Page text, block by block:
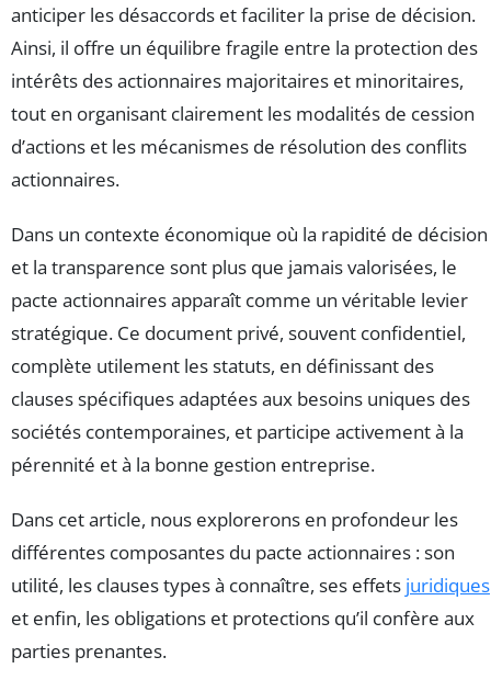
anticiper les désaccords et faciliter la prise de décision.
Ainsi, il offre un équilibre fragile entre la protection des
intérêts des actionnaires majoritaires et minoritaires,
tout en organisant clairement les modalités de cession
d’actions et les mécanismes de résolution des conflits
actionnaires.
Dans un contexte économique où la rapidité de décision
et la transparence sont plus que jamais valorisées, le
pacte actionnaires apparaît comme un véritable levier
stratégique. Ce document privé, souvent confidentiel,
complète utilement les statuts, en définissant des
clauses spécifiques adaptées aux besoins uniques des
sociétés contemporaines, et participe activement à la
pérennité et à la bonne gestion entreprise.
Dans cet article, nous explorerons en profondeur les
différentes composantes du pacte actionnaires : son
utilité, les clauses types à connaître, ses effets juridiques
et enfin, les obligations et protections qu’il confère aux
parties prenantes.